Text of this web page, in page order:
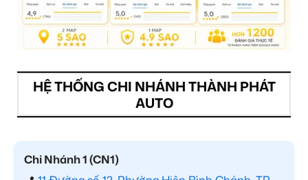
HỆ THỐNG CHI NHÁNH THÀNH PHÁT
AUTO
Chi Nhánh 1 (CN1)